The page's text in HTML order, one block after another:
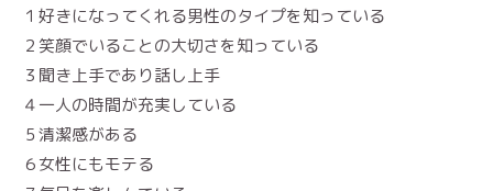
１好きになってくれる男性のタイプを知っている
２笑顔でいることの大切さを知っている
３聞き上手であり話し上手
４一人の時間が充実している
５清潔感がある
６女性にもモテる